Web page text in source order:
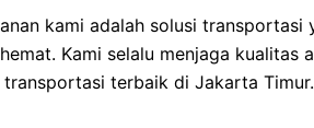
kami adalah solusi transportasi
Kami selalu menjaga kualitas
terbaik di Jakarta Timur.